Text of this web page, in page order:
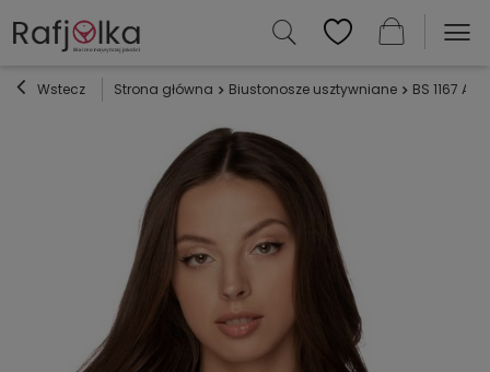
Wstecz Strona główna Biustonosze usztywniane BS 1167